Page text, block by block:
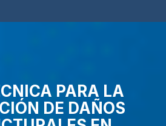
PARA LA
DE DAÑOS